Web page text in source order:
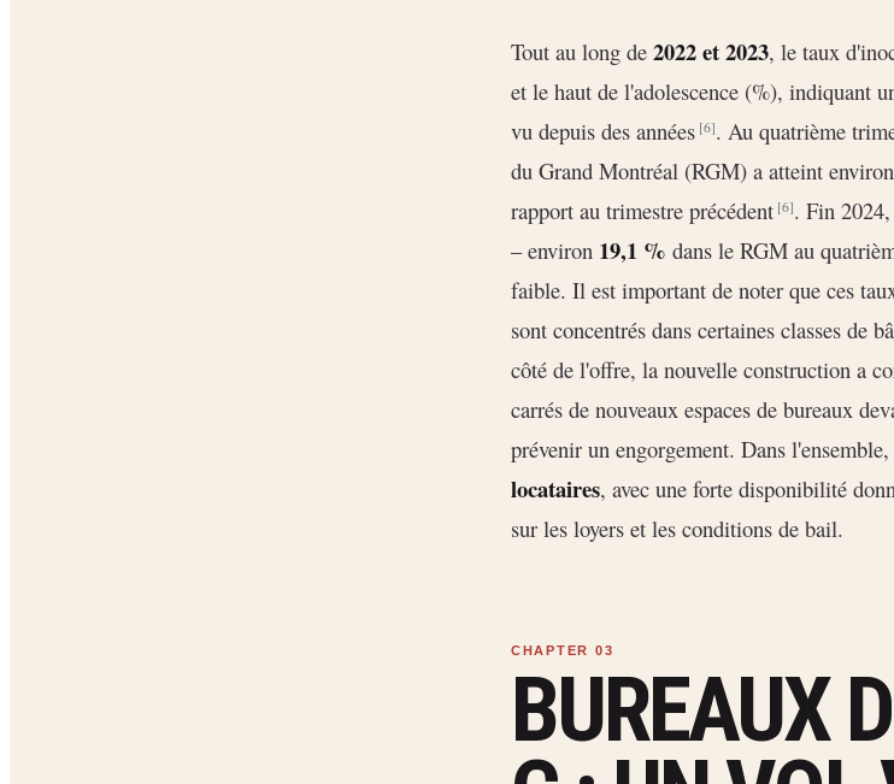
Tout au long de 2022 et 2023, le taux
et le haut de l'adolescence (%), indiquant
vu depuis des années[6]. Au quatrième
du Grand Montréal (RGM) a atteint environ
rapport au trimestre précédent[6]. Fin
– environ 19,1 % dans le RGM au
faible. Il est important de noter que ces
sont concentrés dans certaines classes de
côté de l'offre, la nouvelle construction a
carrés de nouveaux espaces de bureaux
prévenir un engorgement. Dans l'ensemble,
locataires, avec une forte disponibilité
sur les loyers et les conditions de bail.
BUREAUX